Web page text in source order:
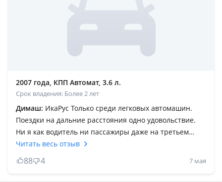
2007 года, КПП Автомат, 3.6 л.
Срок владения: Более 2 лет
Димаш: ИкаРус Только среди легковых автомашин.
Поездки на дальние расстояния одно удовольствие.
Ни я как водитель ни пассажиры даже на третьем
ряду не жаловались на затекшие ноги. Очень теплая и
устойчивая на трассе. За время владения проехал
более 75 тысяч километров. Салон и багажник
достойны отдельных дифирамбов, пару раз выезжал в
Читать весь отзыв
88 4 7 мая